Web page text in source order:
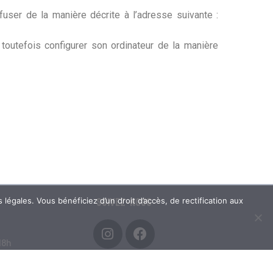
de la manière décrite à l’adresse suivante :
configurer son ordinateur de la manière
SUIVEZ-NOUS
Vous bénéficiez d’un droit d’accès, de rectification aux